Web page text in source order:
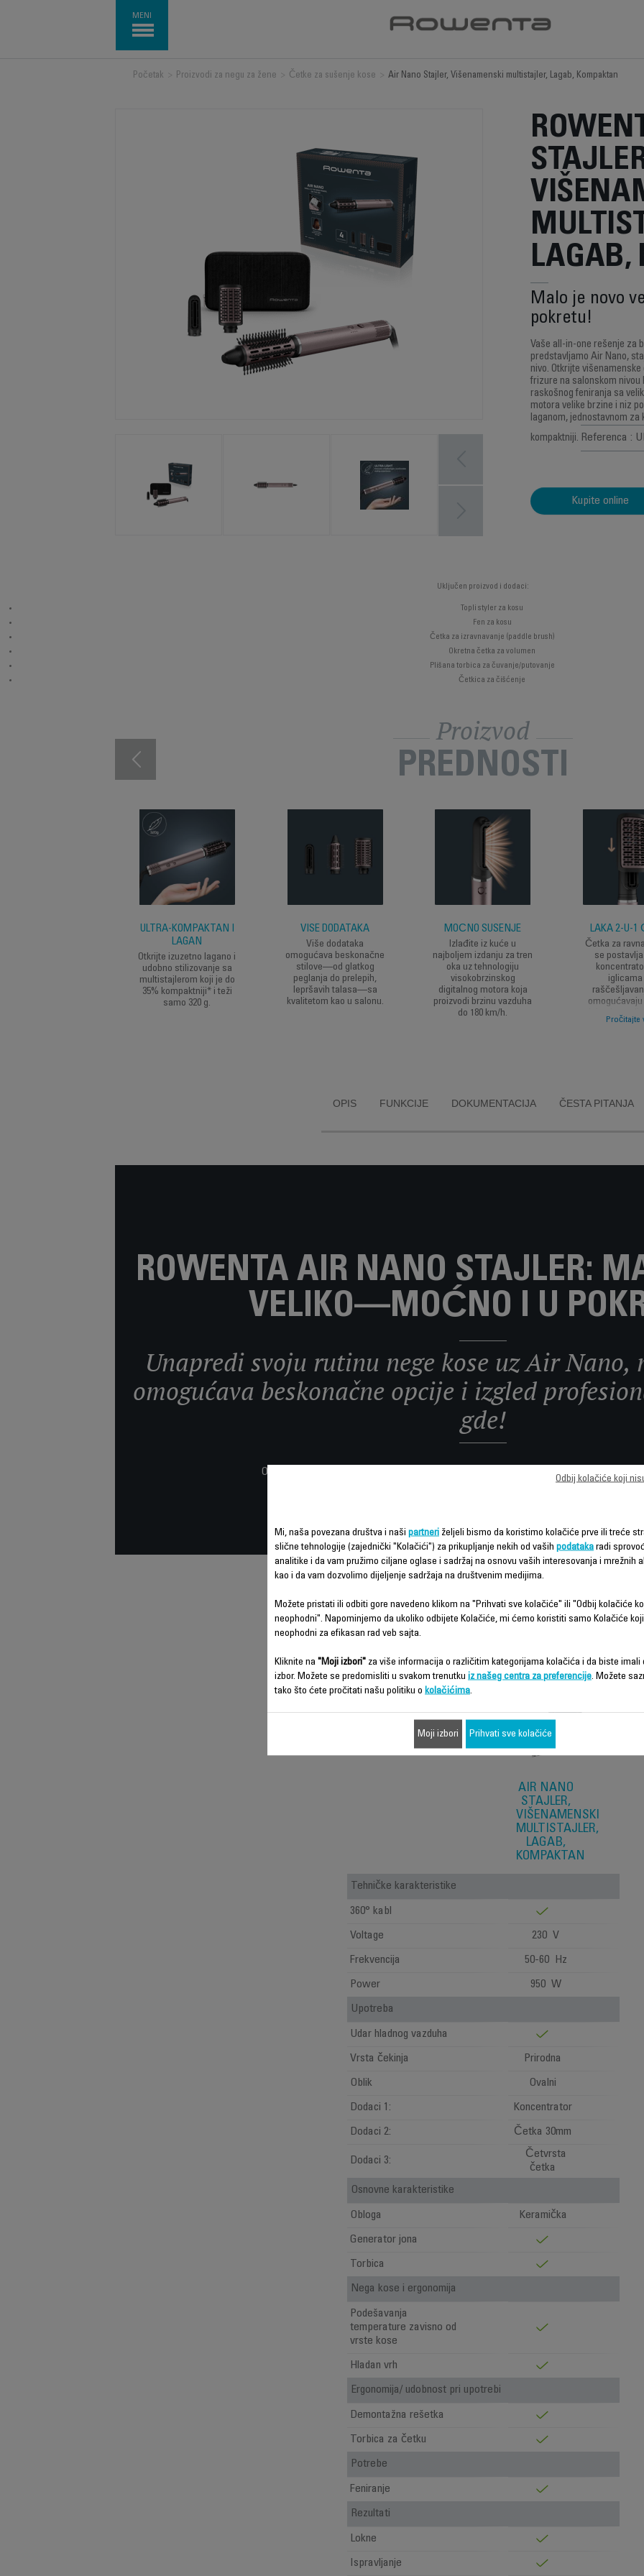
MENI
Početak Proizvodi za negu za žene Četke za sušenje kose Air Nano Stajler, Višenamenski multistajler, Lagab, Kompaktan
LAGAB,
Malo je novo
pokretu!
Vaše all-in-one rešenje za
predstavljamo Air Nano,
nivo. Otkrijte
frizure na salonskom
raskošnog feniranja sa
motora velike brzine i niz
laganom, jednostavnom za
kompaktniji. Referenca :
Kupite online
Uključen proizvod i dodaci:
Topli styler za kosu
Fen za kosu
Četka za izravnavanje (paddle brush)
Okretna četka za volumen
Plišana torbica za čuvanje/putovanje
Četkica za čišćenje
Proizvod
PREDNOSTI
ULTRA-KOMPAKTAN I
LAGAN
Otkrijte izuzetno lagano i
udobno stilizovanje sa
multistajlerom koji je do
35% kompaktniji* i teži
samo 320 g.
VIŠE DODATAKA
Više dodataka
omogućava beskonačne
stilove—od glatkog
peglanja do prelepih,
lepršavih talasa—sa
kvalitetom kao u salonu.
MOĆNO SUŠENJE
Izlađite iz kuće u
najboljem izdanju za tren
oka uz tehnologiju
visokobrzinskog
digitalnog motora koja
proizvodi brzinu vazduha
do 180 km/h.
LAKA 2-U-1
Četka za
se
iglicama
omogućavaju
sjajno
sa
Pročitajte
OPIS FUNKCIJE DOKUMENTACIJA ČESTA PITANJA
ROWENTA AIR NANO STAJLER:
VELIKO—MOĆNO I U
Unapredi svoju rutinu nege kose uz Air
omogućava beskonačne opcije i izgled
gde!
Otkrij komplet za stilizovanje koji je savršen poklon: ultra-kompaktan multistajler
višenamenski dodaci za svaki stil i tip kose, i još mnogo toga.
Funkcije – poređenje
AIR NANO
STAJLER,
VIŠENAMENSKI
MULTISTAJLER,
LAGAB,
KOMPAKTAN
Tehničke karakteristike
360° kabl
Voltage 230 V
Frekvencija 50-60 Hz
Power 950 W
Upotreba
Udar hladnog vazduha
Vrsta čekinja Prirodna
Oblik Ovalni
Dodaci 1: Koncentrator
Dodaci 2: Četka 30mm
Dodaci 3:
Četvrsta
četka
Osnovne karakteristike
Obloga Keramička
Generator jona
Torbica
Nega kose i ergonomija
Podešavanja
temperature zavisno od
vrste kose
Hladan vrh
Ergonomija/ udobnost pri upotrebi
Demontažna rešetka
Torbica za četku
Potrebe
Feniranje
Rezultati
Lokne
Ispravljanje
Mi, naša povezana društva i naši partneri željeli bismo da koristimo kolačiće prve ili treće
slične tehnologije (zajednički "Kolačići") za prikupljanje nekih od vaših podataka radi
analitike i da vam pružimo ciljane oglase i sadržaj na osnovu vaših interesovanja i mrežnih
kao i da vam dozvolimo dijeljenje sadržaja na društvenim medijima.
Možete pristati ili odbiti gore navedeno klikom na "Prihvati sve kolačiće" ili "Odbij kolačiće
neophodni". Napominjemo da ukoliko odbijete Kolačiće, mi ćemo koristiti samo Kolačiće
neophodni za efikasan rad veb sajta.
Kliknite na "Moji izbori" za više informacija o različitim kategorijama kolačića i da biste imali
izbor. Možete se predomisliti u svakom trenutku iz našeg centra za preferencije. Možete
tako što ćete pročitati našu politiku o kolačićima.
Odbij kolačiće koji
Moji izbori Prihvati sve kolačiće